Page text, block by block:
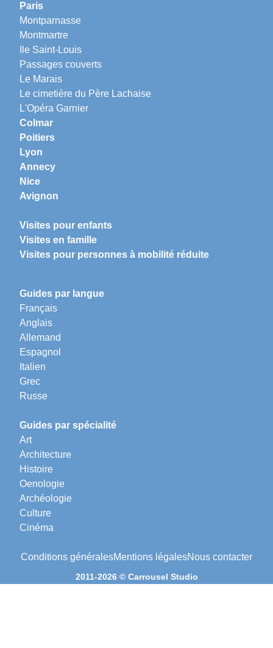
Paris
Montparnasse
Montmartre
Ile Saint-Louis
Passages couverts
Le Marais
Le cimetière du Père Lachaise
L'Opéra Garnier
Colmar
Poitiers
Lyon
Annecy
Nice
Avignon
Visites pour enfants
Visites en famille
Visites pour personnes à mobilité réduite
Guides par langue
Français
Anglais
Allemand
Espagnol
Italien
Grec
Russe
Guides par spécialité
Art
Architecture
Histoire
Oenologie
Archéologie
Culture
Cinéma
Conditions généralesMentions légalesNous contacter
2011-2026 © Carrousel Studio